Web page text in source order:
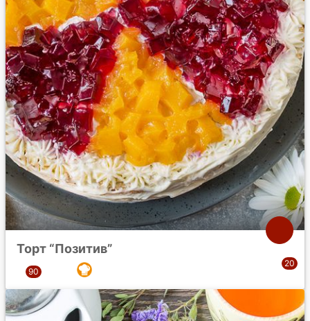
Торт “Позитив”